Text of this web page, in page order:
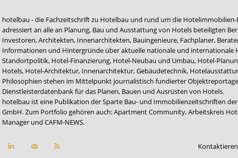
hotelbau - die Fachzeitschrift zu Hotelbau und rund um die
adressiert an alle an Planung, Bau und Ausstattung von Hotels beteiligten
Investoren, Architekten, Innenarchitekten, Bauingenieure, Fachplaner,
Informationen und Hintergründe über aktuelle nationale und internationale
Standortpolitik, Hotel-Finanzierung, Hotel-Neubau und Umbau, Hotel-
Hotels, Hotel-Architektur, Innenarchitektur, Gebäudetechnik,
Philosophien stehen im Mittelpunkt journalistisch fundierter
Dienstleisterdatenbank für das Planen, Bauen und Ausrüsten von Hotels.
hotelbau ist eine Publikation der Sparte Bau- und Immobilienzeitschriften
GmbH. Zum Portfolio gehören auch:Apartment Community,Arbeitskreis
Manager und CAFM-NEWS.